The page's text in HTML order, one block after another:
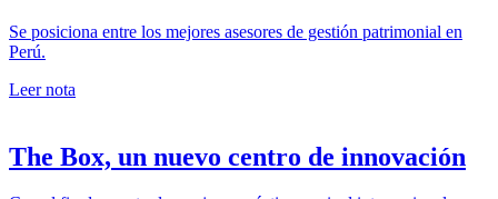
Se posiciona entre los mejores asesores de gestión patrimonial en
Perú.
Leer nota
The Box, un nuevo centro de innovación